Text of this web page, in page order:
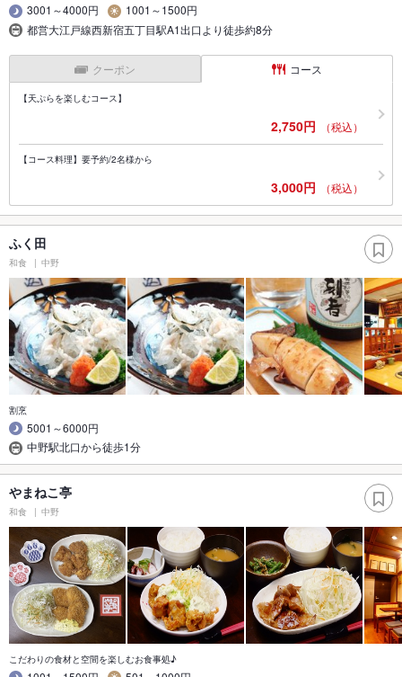
3001～4000円
1001～1500円
都営大江戸線西新宿五丁目駅A1出口より徒歩約8分
クーポン コース
【天ぷらを楽しむコース】
2,750円 （税込）
【コース料理】要予約/2名様から
3,000円 （税込）
ふく田
和食 中野
割烹
5001～6000円
中野駅北口から徒歩1分
やまねこ亭
和食 中野
こだわりの食材と空間を楽しむお食事処♪